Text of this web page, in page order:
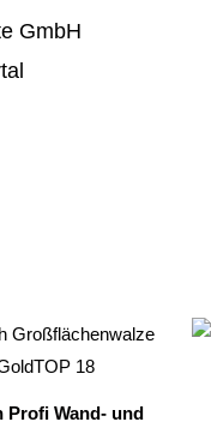
GmbH
Profi Wand- und
Dieses